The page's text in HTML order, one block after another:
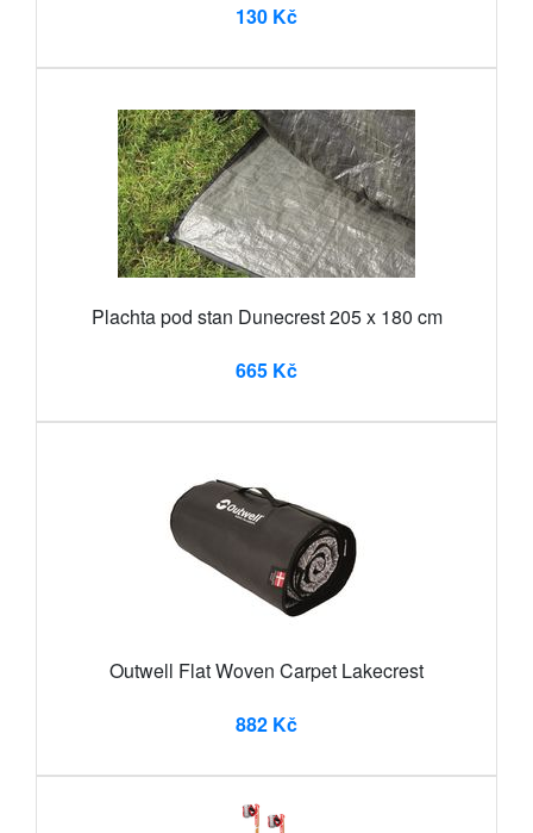
130 Kč
Plachta pod stan Dunecrest 205 x 180 cm
665 Kč
Outwell Flat Woven Carpet Lakecrest
882 Kč